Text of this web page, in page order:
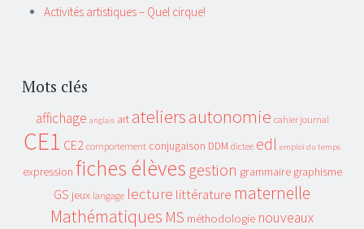
Activités artistiques – Quel cirque!
Mots clés
affichage anglais art ateliersautonomie cahier journal
CE1 CE2 comportement conjugaison DDM dictee edl emploi du temps
expression fiches élèves gestion grammaire graphisme
GS jeux langage lecture littérature maternelle
Mathématiques MS méthodologie nouveaux